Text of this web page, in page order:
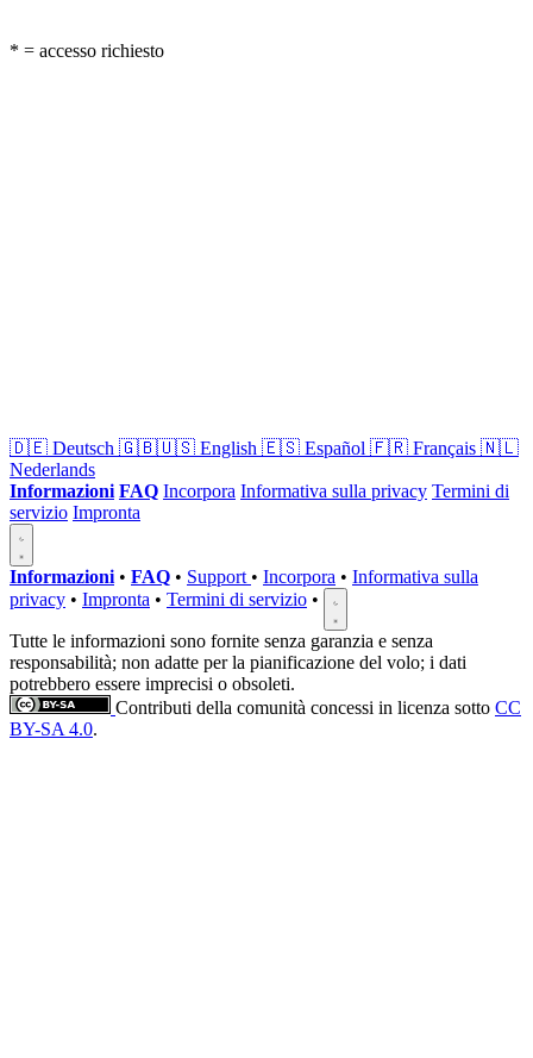
* = accesso richiesto
🇩🇪 Deutsch 🇬🇧🇺🇸 English 🇪🇸 Español 🇫🇷 Français 🇳🇱
Nederlands
Informazioni FAQ Incorpora Informativa sulla privacy Termini di
servizio Impronta
Informazioni • FAQ • Support • Incorpora • Informativa sulla
privacy • Impronta • Termini di servizio •
Tutte le informazioni sono fornite senza garanzia e senza
responsabilità; non adatte per la pianificazione del volo; i dati
potrebbero essere imprecisi o obsoleti.
Contributi della comunità concessi in licenza sotto CC
BY-SA 4.0.